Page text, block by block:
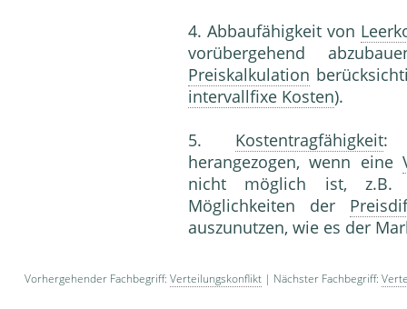
4. Abbaufähigkeit von
vorübergehend
Preiskalkulation
intervallfixe Kosten).
5. Kostentragfähigkeit:
herangezogen, wenn eine
nicht möglich ist,
Möglichkeiten der
auszunutzen, wie es der
Vorhergehender Fachbegriff: Verteilungskonflikt | Nächster Fachbegriff: